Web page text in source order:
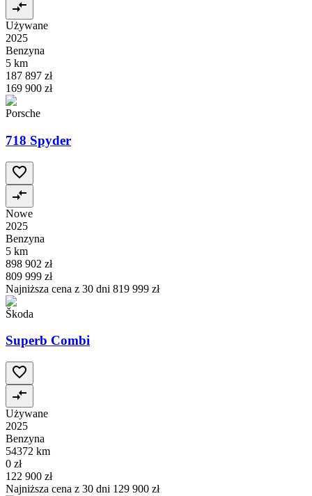
Używane
2025
Benzyna
5 km
187 897 zł
169 900 zł
Porsche
718 Spyder
Nowe
2025
Benzyna
5 km
898 902 zł
809 999 zł
Najniższa cena z 30 dni 819 999 zł
Škoda
Superb Combi
Używane
2025
Benzyna
54372 km
0 zł
122 900 zł
Najniższa cena z 30 dni 129 900 zł